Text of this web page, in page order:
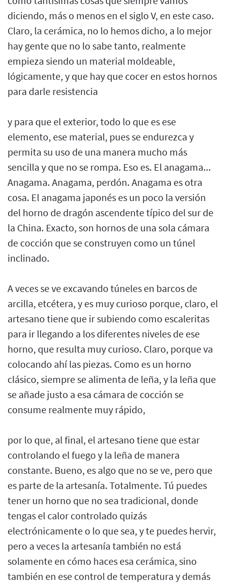
diciendo, más o menos en el siglo V, en este caso.
Claro, la cerámica, no lo hemos dicho, a lo mejor
hay gente que no lo sabe tanto, realmente
empieza siendo un material moldeable,
lógicamente, y que hay que cocer en estos hornos
para darle resistencia
y para que el exterior, todo lo que es ese
elemento, ese material, pues se endurezca y
permita su uso de una manera mucho más
sencilla y que no se rompa. Eso es. El anagama...
Anagama. Anagama, perdón. Anagama es otra
cosa. El anagama japonés es un poco la versión
del horno de dragón ascendente típico del sur de
la China. Exacto, son hornos de una sola cámara
de cocción que se construyen como un túnel
inclinado.
A veces se ve excavando túneles en barcos de
arcilla, etcétera, y es muy curioso porque, claro, el
artesano tiene que ir subiendo como escaleritas
para ir llegando a los diferentes niveles de ese
horno, que resulta muy curioso. Claro, porque va
colocando ahí las piezas. Como es un horno
clásico, siempre se alimenta de leña, y la leña que
se añade justo a esa cámara de cocción se
consume realmente muy rápido,
por lo que, al final, el artesano tiene que estar
controlando el fuego y la leña de manera
constante. Bueno, es algo que no se ve, pero que
es parte de la artesanía. Totalmente. Tú puedes
tener un horno que no sea tradicional, donde
tengas el calor controlado quizás
electrónicamente o lo que sea, y te puedes hervir,
pero a veces la artesanía también no está
solamente en cómo haces esa cerámica, sino
también en ese control de temperatura y demás